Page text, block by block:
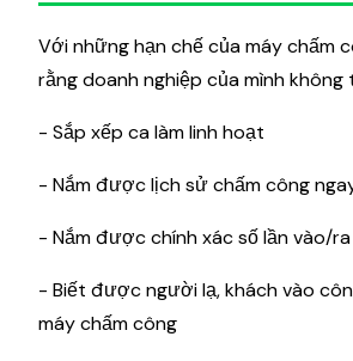
Với những hạn chế của máy chấm
rằng doanh nghiệp của mình không
- Sắp xếp ca làm linh hoạt
- Nắm được lịch sử chấm công
- Nắm được chính xác số lần vào/
- Biết được người lạ, khách vào
máy chấm công